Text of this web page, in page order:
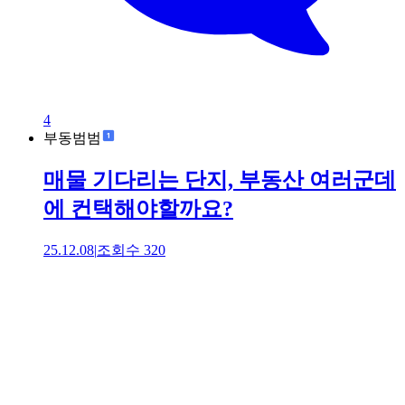
4
부동범범
매물 기다리는 단지, 부동산 여러군데
에 컨택해야할까요?
25.12.08|조회수 320